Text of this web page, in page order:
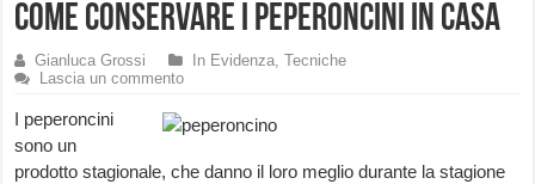
Come conservare i Peperoncini in Casa
Gianluca Grossi In Evidenza,Tecniche
Lascia un commento
I peperoncini
sono un
prodotto stagionale, che danno il loro meglio durante la stagione